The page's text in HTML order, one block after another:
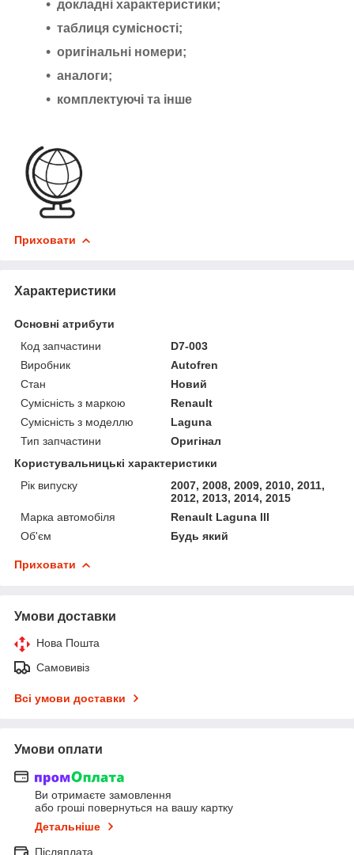
докладні характеристики;
таблиця сумісності;
оригінальні номери;
аналоги;
комплектуючі та інше
Приховати
Характеристики
Основні атрибути
Код запчастини
D7-003
Виробник
Autofren
Стан
Новий
Сумісність з маркою
Renault
Сумісність з моделлю
Laguna
Тип запчастини
Оригінал
Користувальницькі характеристики
Рік випуску
2007, 2008, 2009, 2010, 2011,
2012, 2013, 2014, 2015
Марка автомобіля
Renault Laguna III
Об'єм
Будь який
Приховати
Умови доставки
Нова Пошта
Самовивіз
Всі умови доставки
Умови оплати
Ви отримаєте замовлення
або гроші повернуться на вашу картку
Детальніше
Післяплата